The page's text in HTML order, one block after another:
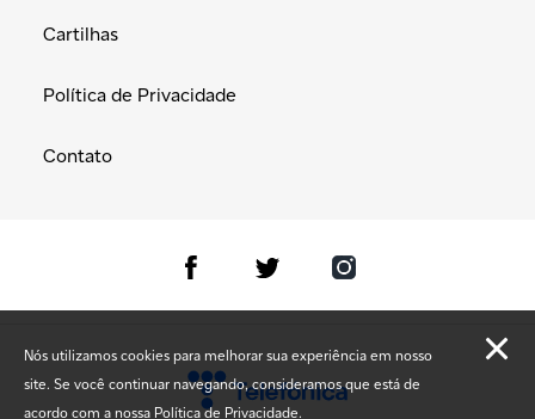
Nós utilizamos cookies para melhorar sua experiência em nosso
site. Se você continuar navegando, consideramos que está de
acordo com a nossa Política de Privacidade.
Cartilhas
Política de Privacidade
Contato